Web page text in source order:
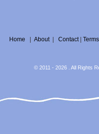
Home About| Contact| Terms
© 2011 - 2026 . All Rights